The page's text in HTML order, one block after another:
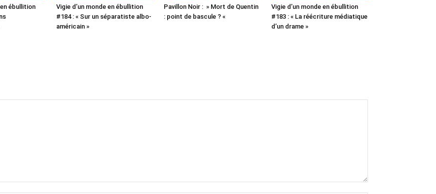
ébullition
Vigie d’un monde en ébullition
#184 : « Sur un séparatiste albo-
américain »
Pavillon Noir : » Mort de Quentin
: point de bascule ? «
Vigie d’un monde en ébullition
#183 : « La réécriture médiatique
d’un drame »